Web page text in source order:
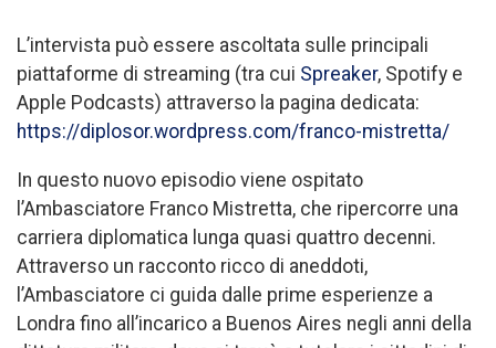
L’intervista può essere ascoltata sulle principali
piattaforme di streaming (tra cui Spreaker, Spotify e
Apple Podcasts) attraverso la pagina dedicata:
https://diplosor.wordpress.com/franco-mistretta/
In questo nuovo episodio viene ospitato
l’Ambasciatore Franco Mistretta, che ripercorre una
carriera diplomatica lunga quasi quattro decenni.
Attraverso un racconto ricco di aneddoti,
l’Ambasciatore ci guida dalle prime esperienze a
Londra fino all’incarico a Buenos Aires negli anni della